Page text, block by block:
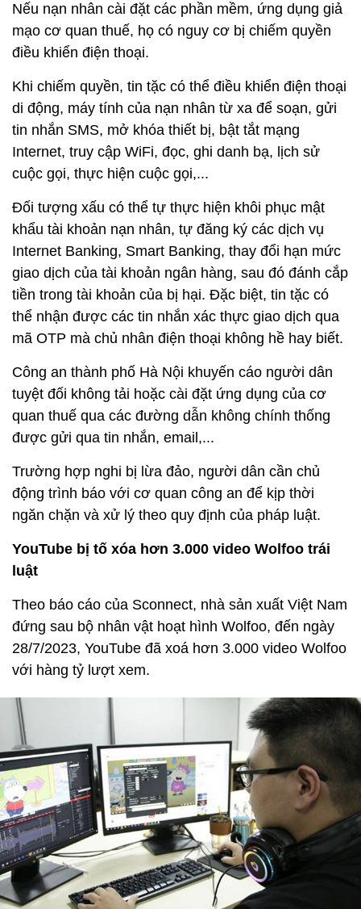
Nếu nạn nhân cài đặt các phần mềm, ứng dụng giả
mạo cơ quan thuế, họ có nguy cơ bị chiếm quyền
điều khiển điện thoại.
Khi chiếm quyền, tin tặc có thể điều khiển điện thoại
di động, máy tính của nạn nhân từ xa để soạn, gửi
tin nhắn SMS, mở khóa thiết bị, bật tắt mạng
Internet, truy cập WiFi, đọc, ghi danh bạ, lịch sử
cuộc gọi, thực hiện cuộc gọi,...
Đối tượng xấu có thể tự thực hiện khôi phục mật
khẩu tài khoản nạn nhân, tự đăng ký các dịch vụ
Internet Banking, Smart Banking, thay đổi hạn mức
giao dịch của tài khoản ngân hàng, sau đó đánh cắp
tiền trong tài khoản của bị hại. Đặc biệt, tin tặc có
thể nhận được các tin nhắn xác thực giao dịch qua
mã OTP mà chủ nhân điện thoại không hề hay biết.
Công an thành phố Hà Nội khuyến cáo người dân
tuyệt đối không tải hoặc cài đặt ứng dụng của cơ
quan thuế qua các đường dẫn không chính thống
được gửi qua tin nhắn, email,...
Trường hợp nghi bị lừa đảo, người dân cần chủ
động trình báo với cơ quan công an để kịp thời
ngăn chặn và xử lý theo quy định của pháp luật.
YouTube bị tố xóa hơn 3.000 video Wolfoo trái
luật
Theo báo cáo của Sconnect, nhà sản xuất Việt Nam
đứng sau bộ nhân vật hoạt hình Wolfoo, đến ngày
28/7/2023, YouTube đã xoá hơn 3.000 video Wolfoo
với hàng tỷ lượt xem.